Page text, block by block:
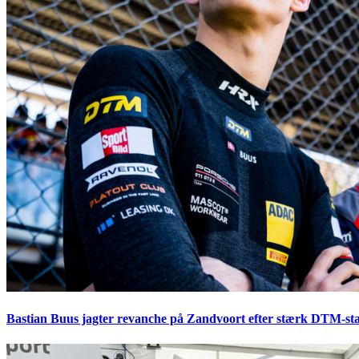
Bastian Buus jagter revanche på Zandvoort efter stærk DTM-